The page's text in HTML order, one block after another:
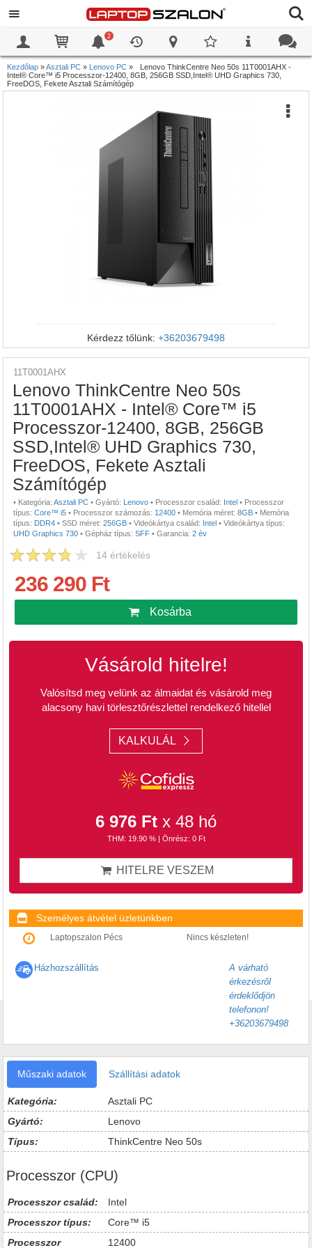
2
Kezdőlap »Asztali PC » Lenovo PC »
Lenovo ThinkCentre Neo 50s 11T0001AHX -
Intel® Core™ i5 Processzor-12400, 8GB, 256GB SSD,Intel® UHD Graphics 730,
FreeDOS, Fekete Asztali Számítógép
Kérdezz tőlünk: +36203679498
11T0001AHX
Lenovo ThinkCentre Neo 50s
11T0001AHX - Intel® Core™ i5
Processzor-12400, 8GB, 256GB
SSD,Intel® UHD Graphics 730,
FreeDOS, Fekete Asztali
Számítógép
• Kategória: Asztali PC • Gyártó: Lenovo • Processzor család: Intel • Processzor
típus: Core™ i5 • Processzor számozás: 12400 • Memória méret: 8GB • Memória
típus: DDR4 • SSD méret: 256GB • Videókártya család: Intel • Videókártya típus:
UHD Graphics 730 • Gépház típus: SFF • Garancia: 2 év
14 értékelés
236 290 Ft
Kosárba
Vásárold hitelre!
Valósítsd meg velünk az álmaidat és vásárold meg
alacsony havi törlesztőrészlettel rendelkező hitellel
KALKULÁL
6 976 Ft x 48 hó
THM: 19.90 % | Önrész: 0 Ft
HITELRE VESZEM
Személyes átvétel üzletünkben
Laptopszalon Pécs Nincs készleten!
Házhozszállítás
A várható
érkezésről
érdeklődjön
telefonon!
+36203679498
Műszaki adatok Szállítási adatok
Kategória:
Asztali PC
Gyártó:
Lenovo
Típus:
ThinkCentre Neo 50s
Processzor (CPU)
Processzor család:
Intel
Processzor típus:
Core™ i5
Processzor
12400
00